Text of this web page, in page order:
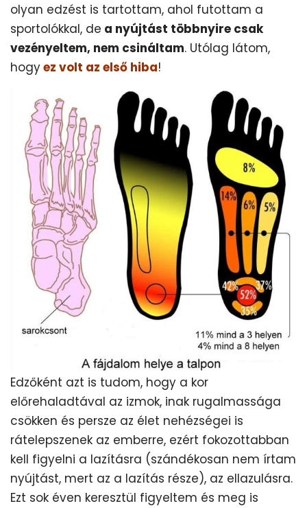
olyan edzést is tartottam, ahol futottam a
sportolókkal, de a nyújtást többnyire csak
vezényeltem, nem csináltam. Utólag látom,
hogyez volt az első hiba!
Edzőként azt is tudom, hogy a kor
előrehaladtával az izmok, inak rugalmassága
csökken és persze az élet nehézségei is
rátelepszenek az emberre, ezért fokozottabban
kell figyelni a lazításra (szándékosan nem írtam
nyújtást, mert az a lazítás része), az ellazulásra.
Ezt sok éven keresztül figyeltem és meg is